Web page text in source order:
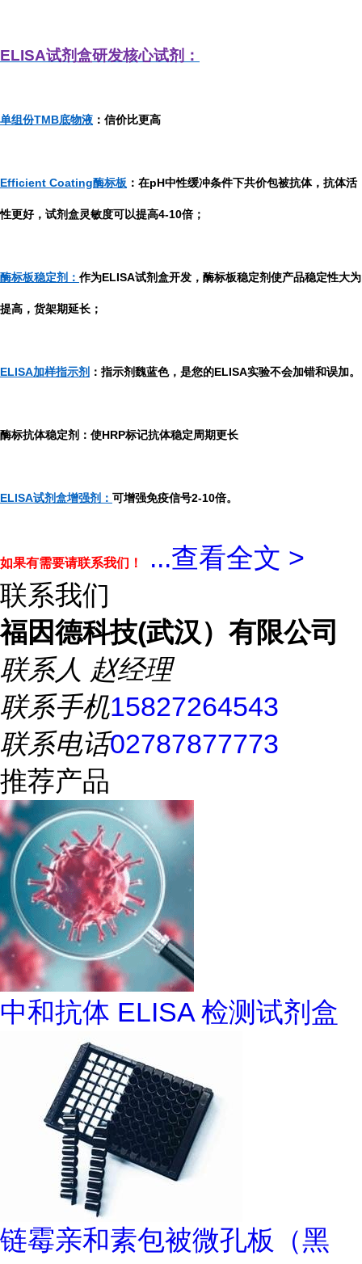
ELISA试剂盒研发核心试剂：
单组份TMB底物液 ：信价比更高
Efficient Coating酶标板 ：在pH中性缓冲条件下共价包被抗体，抗体活
性更好，试剂盒灵敏度可以提高4-10倍；
酶标板稳定剂： 作为ELISA试剂盒开发，酶标板稳定剂使产品稳定性大为
提高，货架期延长；
ELISA加样指示剂 ：指示剂魏蓝色，是您的ELISA实验不会加错和误加。
酶标抗体稳定剂：使HRP标记抗体稳定周期更长
ELISA试剂盒增强剂： 可增强免疫信号2-10倍。
如果有需要请联系我们！ ...查看全文 >
联系我们
福因德科技(武汉）有限公司
联系人 赵经理
联系手机15827264543
联系电话02787877773
推荐产品
中和抗体 ELISA 检测试剂盒
链霉亲和素包被微孔板（黑